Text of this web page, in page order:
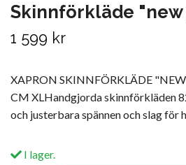
Skinnförkläde
1 599 kr
XAPRON SKINNFÖRKLÄDE
CM XLHandgjorda skinnförkläden
och justerbara spännen och slag för
I lager.